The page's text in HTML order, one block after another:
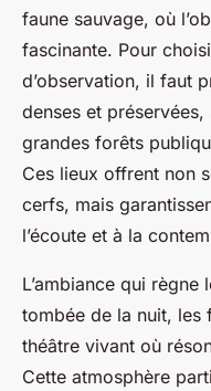
faune sauvage, où
fascinante. Pour
d’observation, il faut
denses et
grandes forêts
Ces lieux offrent non
cerfs, mais
l’écoute et à la
L’ambiance qui
tombée de la nuit, les
théâtre vivant où
Cette atmosphère